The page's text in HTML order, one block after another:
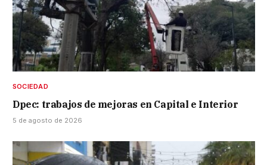
SOCIEDAD
Dpec: trabajos de mejoras en Capital e Interior
5 de agosto de 2026